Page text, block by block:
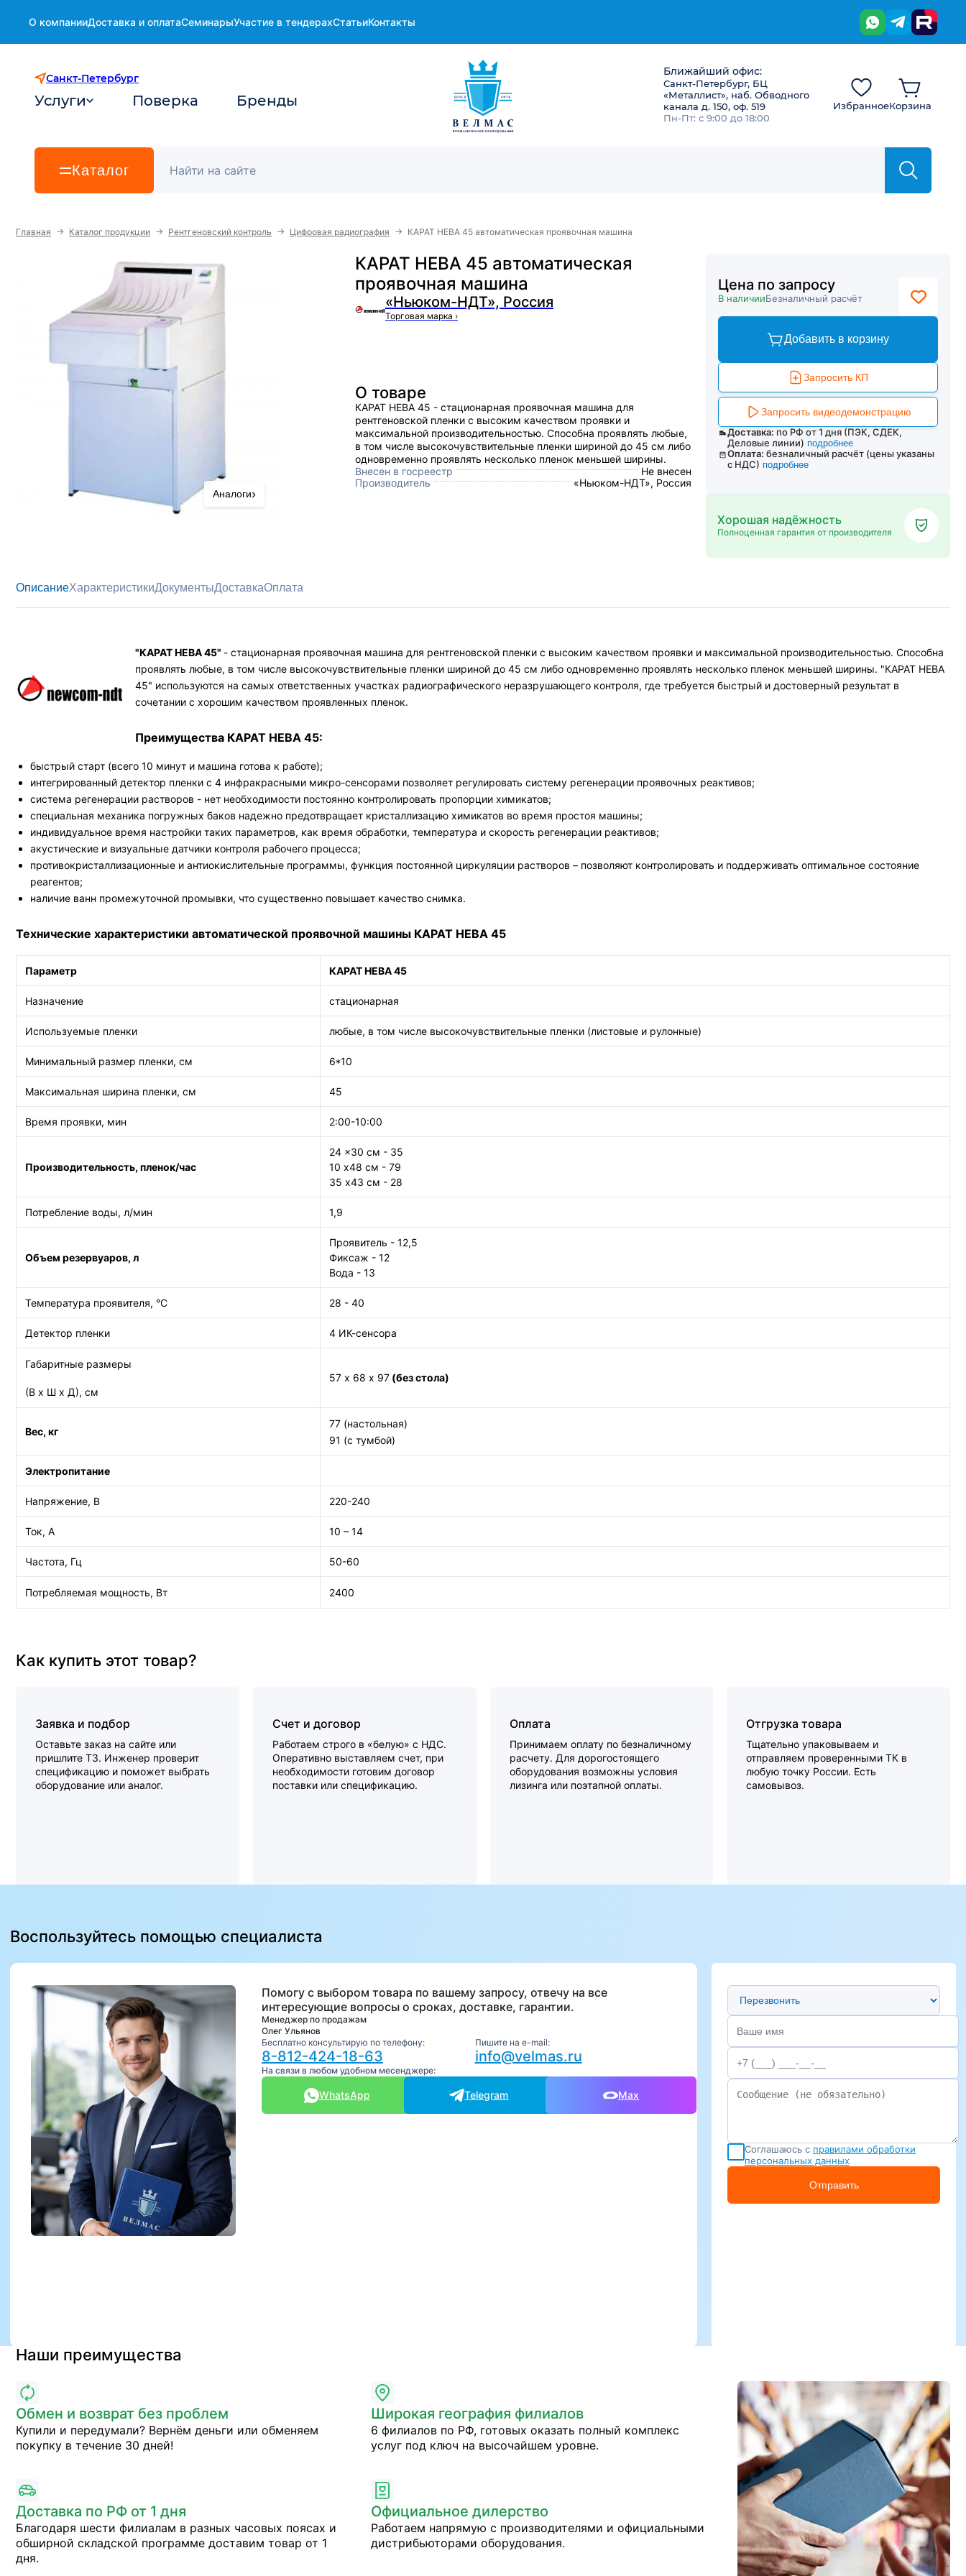
О компанииДоставка и оплатаСеминарыУчастие в тендерахСтатьиКонтакты
Санкт-Петербург
Услуги Поверка Бренды
Ближайший офис:
Санкт-Петербург, БЦ
«Металлист», наб. Обводного
канала д. 150, оф. 519
Пн-Пт: с 9:00 до 18:00
ИзбранноеКорзина
Каталог
Главная → Каталог продукции → Рентгеновский контроль → Цифровая радиография → КАРАТ НЕВА 45 автоматическая проявочная машина
КАРАТ НЕВА 45 автоматическая
проявочная машина
«Ньюком-НДТ», Россия
Торговая марка ›
Аналоги›
О товаре
КАРАТ НЕВА 45 - стационарная проявочная машина для
рентгеновской пленки с высоким качеством проявки и
максимальной производительностью. Способна проявлять любые,
в том числе высокочувствительные пленки шириной до 45 см либо
одновременно проявлять несколько пленок меньшей ширины.
Внесен в госреестр
Не внесен
Производитель
«Ньюком-НДТ», Россия
Цена по запросу
В наличииБезналичный расчёт
Добавить в корзину
Запросить КП
Запросить видеодемонстрацию
Доставка: по РФ от 1 дня (ПЭК, СДЕК,
Деловые линии) подробнее
Оплата: безналичный расчёт (цены указаны
с НДС) подробнее
Хорошая надёжность
Полноценная гарантия от производителя
ОписаниеХарактеристикиДокументыДоставкаОплата
"КАРАТ НЕВА 45" - стационарная проявочная машина для рентгеновской пленки с высоким качеством проявки и максимальной производительностью. Способна
проявлять любые, в том числе высокочувствительные пленки шириной до 45 см либо одновременно проявлять несколько пленок меньшей ширины. "КАРАТ НЕВА
45" используются на самых ответственных участках радиографического неразрушающего контроля, где требуется быстрый и достоверный результат в
сочетании с хорошим качеством проявленных пленок.
Преимущества КАРАТ НЕВА 45:
быстрый старт (всего 10 минут и машина готова к работе);
интегрированный детектор пленки с 4 инфракрасными микро-сенсорами позволяет регулировать систему регенерации проявочных реактивов;
система регенерации растворов - нет необходимости постоянно контролировать пропорции химикатов;
специальная механика погружных баков надежно предотвращает кристаллизацию химикатов во время простоя машины;
индивидуальное время настройки таких параметров, как время обработки, температура и скорость регенерации реактивов;
акустические и визуальные датчики контроля рабочего процесса;
противокристаллизационные и антиокислительные программы, функция постоянной циркуляции растворов – позволяют контролировать и поддерживать оптимальное состояние
реагентов;
наличие ванн промежуточной промывки, что существенно повышает качество снимка.
Технические характеристики автоматической проявочной машины КАРАТ НЕВА 45
Параметр КАРАТ НЕВА 45
Назначение стационарная
Используемые пленки любые, в том числе высокочувствительные пленки (листовые и рулонные)
Минимальный размер пленки, см 6*10
Максимальная ширина пленки, см 45
Время проявки, мин 2:00-10:00
Производительность, пленок/час
24 x30 см - 35
10 x48 см - 79
35 x43 см - 28
Потребление воды, л/мин 1,9
Объем резервуаров, л
Проявитель - 12,5
Фиксаж - 12
Вода - 13
Температура проявителя, °C 28 - 40
Детектор пленки 4 ИК-сенсора
Габаритные размеры
(В х Ш х Д), см
57 х 68 х 97 (без стола)
Вес, кг
77 (настольная)
91 (с тумбой)
Электропитание
Напряжение, В 220-240
Ток, А 10 – 14
Частота, Гц 50-60
Потребляемая мощность, Вт 2400
Как купить этот товар?
Заявка и подбор
Оставьте заказ на сайте или
пришлите ТЗ. Инженер проверит
спецификацию и поможет выбрать
оборудование или аналог.
Счет и договор
Работаем строго в «белую» с НДС.
Оперативно выставляем счет, при
необходимости готовим договор
поставки или спецификацию.
Оплата
Принимаем оплату по безналичному
расчету. Для дорогостоящего
оборудования возможны условия
лизинга или поэтапной оплаты.
Отгрузка товара
Тщательно упаковываем и
отправляем проверенными ТК в
любую точку России. Есть
самовывоз.
Воспользуйтесь помощью специалиста
Помогу с выбором товара по вашему запросу, отвечу на все
интересующие вопросы о сроках, доставке, гарантии.
Менеджер по продажам
Олег Ульянов
Бесплатно консультирую по телефону:
8-812-424-18-63
Пишите на e-mail:
info@velmas.ru
На связи в любом удобном месенджере:
WhatsApp Telegram Max
Предпочтительный способ связи
Соглашаюсь с правилами обработки
персональных данных
Отправить
Наши преимущества
Обмен и возврат без проблем
Купили и передумали? Вернём деньги или обменяем
покупку в течение 30 дней!
Широкая география филиалов
6 филиалов по РФ, готовых оказать полный комплекс
услуг под ключ на высочайшем уровне.
Доставка по РФ от 1 дня
Благодаря шести филиалам в разных часовых поясах и
обширной складской программе доставим товар от 1
дня.
Официальное дилерство
Работаем напрямую с производителями и официальными
дистрибьюторами оборудования.